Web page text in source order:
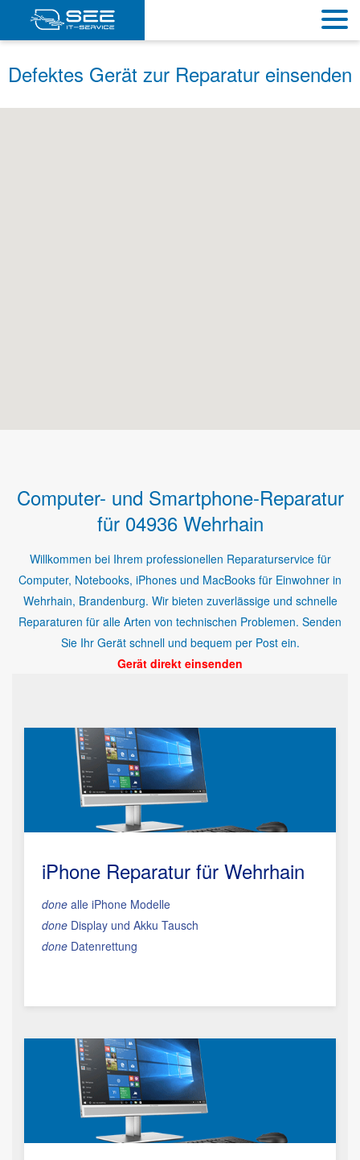
Defektes Gerät zur Reparatur einsenden
Computer- und Smartphone-Reparatur
für 04936 Wehrhain
Willkommen bei Ihrem professionellen Reparaturservice für
Computer, Notebooks, iPhones und MacBooks für Einwohner in
Wehrhain, Brandenburg. Wir bieten zuverlässige und schnelle
Reparaturen für alle Arten von technischen Problemen. Senden
Sie Ihr Gerät schnell und bequem per Post ein.
Gerät direkt einsenden
iPhone Reparatur für Wehrhain
done alle iPhone Modelle
done Display und Akku Tausch
done Datenrettung